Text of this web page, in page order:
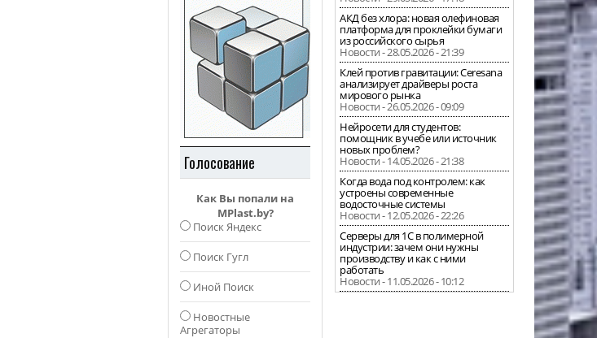
Голосование
Как Вы попали на
MPlast.by?
Поиск Яндекс
Поиск Гугл
Иной Поиск
Новостные
Агрегаторы
АКД без хлора: новая олефиновая
платформа для проклейки бумаги
из российского сырья
Новости - 28.05.2026 - 21:39
Клей против гравитации: Ceresana
анализирует драйверы роста
мирового рынка
Новости - 26.05.2026 - 09:09
Нейросети для студентов:
помощник в учебе или источник
новых проблем?
Новости - 14.05.2026 - 21:38
Когда вода под контролем: как
устроены современные
водосточные системы
Новости - 12.05.2026 - 22:26
Серверы для 1С в полимерной
индустрии: зачем они нужны
производству и как с ними
работать
Новости - 11.05.2026 - 10:12